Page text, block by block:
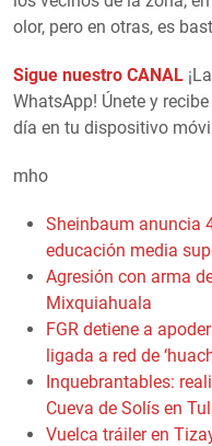
olor, pero en otras, es
Sigue nuestro CANAL
WhatsApp! Únete y
día en tu dispositivo
mho
Sheinbaum anuncia
educación media
Agresión con arma
Mixquiahuala
FGR detiene a
ligada a red de
Inquebrantables:
Cueva de Solís en
Vuelca tráiler en